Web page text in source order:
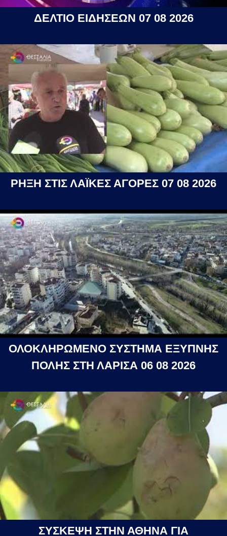
ΔΕΛΤΙΟ ΕΙΔΗΣΕΩΝ 07 08 2026
ΡΗΞΗ ΣΤΙΣ ΛΑΪΚΕΣ ΑΓΟΡΕΣ 07 08 2026
ΟΛΟΚΛΗΡΩΜΕΝΟ ΣΥΣΤΗΜΑ ΕΞΥΠΝΗΣ
ΠΟΛΗΣ ΣΤΗ ΛΑΡΙΣΑ 06 08 2026
ΣΥΣΚΕΨΗ ΣΤΗΝ ΑΘΗΝΑ ΓΙΑ